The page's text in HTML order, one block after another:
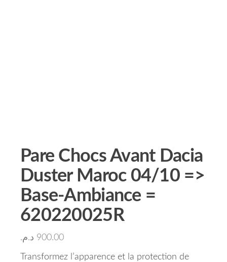
Pare Chocs Avant Dacia
Duster Maroc 04/10 =>
Base-Ambiance =
620220025R
900.00 د.م.
Transformez l’apparence et la protection de